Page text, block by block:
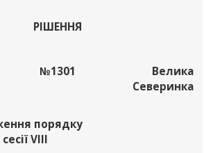
РІШЕННЯ
№1301
Велика
Северинка
порядку
VIII